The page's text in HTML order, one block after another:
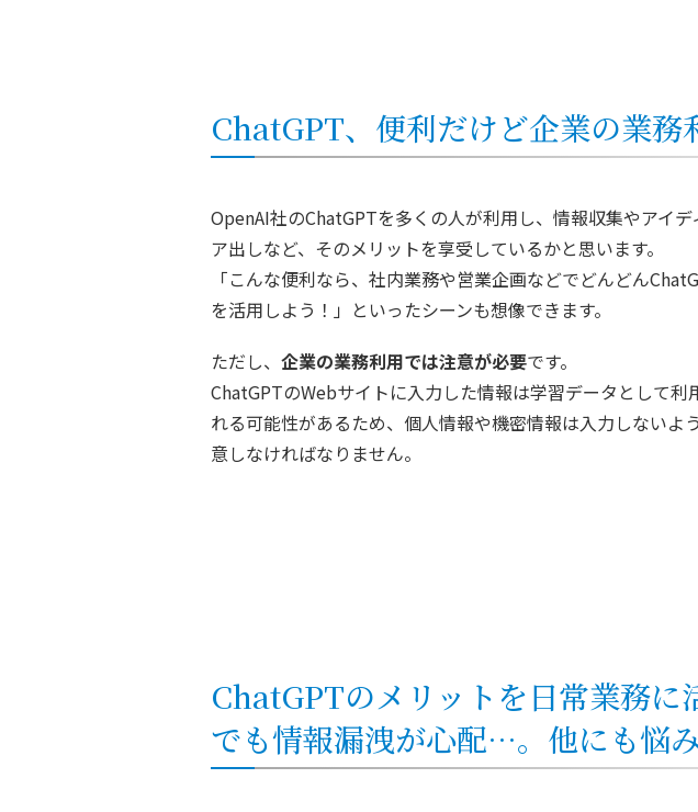
ChatGPT、便利だけど企業の業務
OpenAI社のChatGPTを多くの人が利用し、情報収集やアイデ
ア出しなど、そのメリットを享受しているかと思います。
「こんな便利なら、社内業務や営業企画などでどんどん
を活用しよう！」といったシーンも想像できます。
ただし、 企業の業務利用では注意が必要です。
ChatGPTのWebサイトに入力した情報は学習データとして利
れる可能性があるため、個人情報や機密情報は入力しないよ
意しなければなりません。
ChatGPTのメリットを日常業務に
でも情報漏洩が心配…。他にも悩み